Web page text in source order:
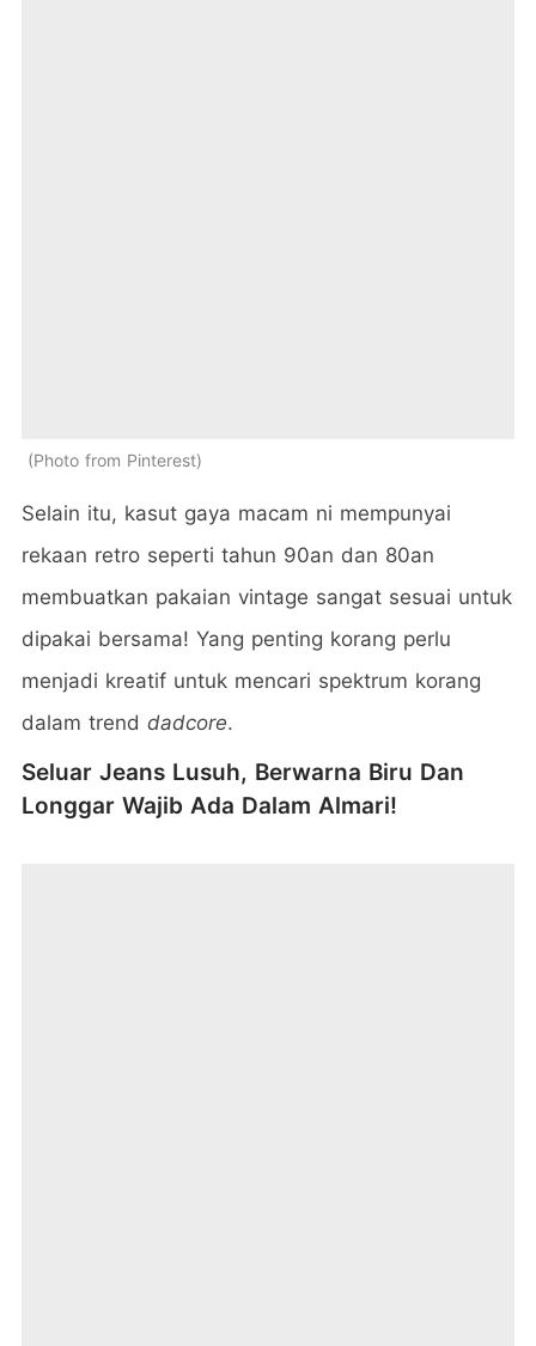
Photo from Pinterest
Selain itu, kasut gaya macam ni mempunyai
rekaan retro seperti tahun 90an dan 80an
membuatkan pakaian vintage sangat sesuai untuk
dipakai bersama! Yang penting korang perlu
menjadi kreatif untuk mencari spektrum korang
dalam trend dadcore.
Seluar Jeans Lusuh, Berwarna Biru Dan
Longgar Wajib Ada Dalam Almari!